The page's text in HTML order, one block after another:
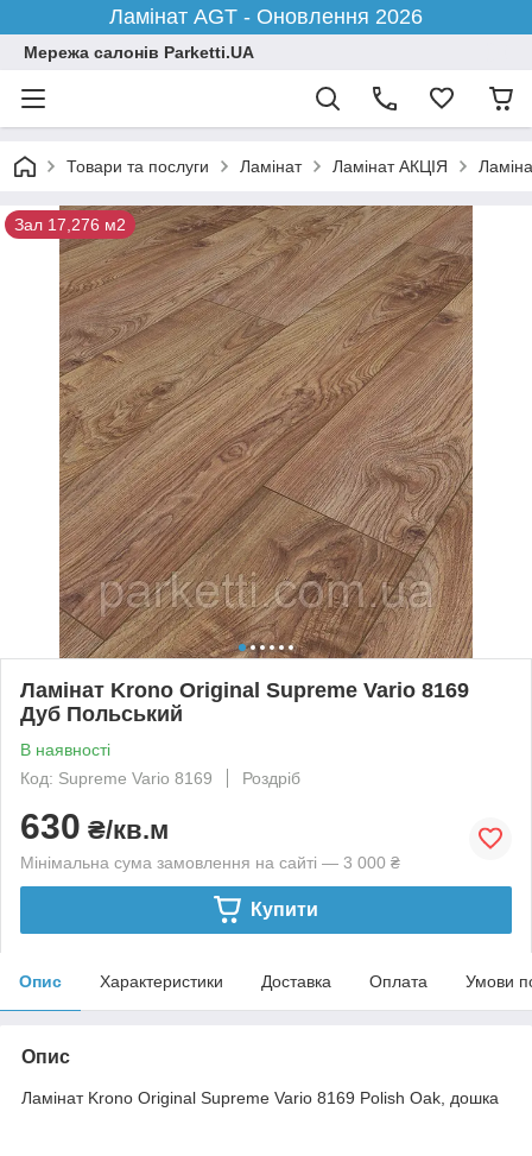
Ламінат AGT - Оновлення 2026
Мережа салонів Parketti.UA
Товари та послуги Ламінат Ламінат АКЦІЯ
Зал 17,276 м2
Ламінат Krono Original Supreme Vario 8169
Дуб Польський
В наявності
Код: Supreme Vario 8169
Роздріб
630 ₴/кв.м
Мінімальна сума замовлення на сайті — 3 000 ₴
Купити
Опис Характеристики Доставка Оплата Умови
Опис
Ламінат Krono Original Supreme Vario 8169 Polish Oak, дошка